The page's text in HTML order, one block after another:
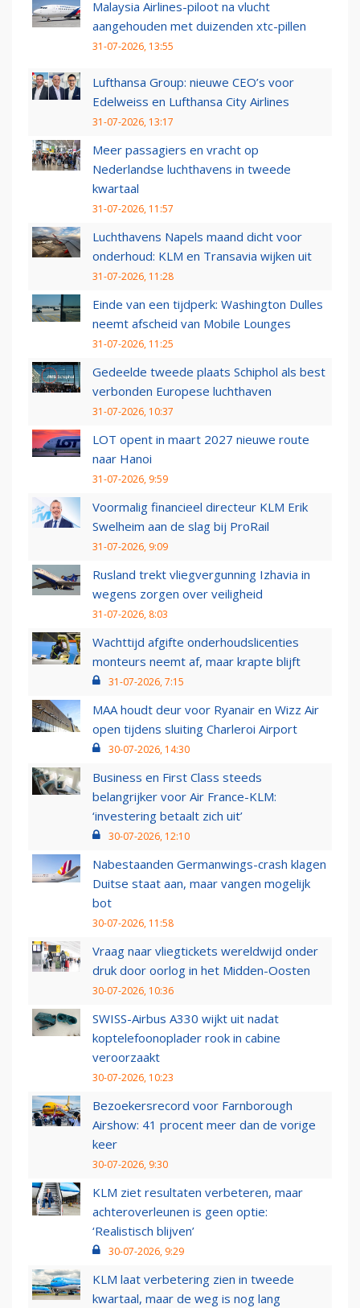
Malaysia Airlines-piloot na vlucht
aangehouden met duizenden xtc-pillen
31-07-2026, 13:55
Lufthansa Group: nieuwe CEO’s voor
Edelweiss en Lufthansa City Airlines
31-07-2026, 13:17
Meer passagiers en vracht op
Nederlandse luchthavens in tweede
kwartaal
31-07-2026, 11:57
Luchthavens Napels maand dicht voor
onderhoud: KLM en Transavia wijken uit
31-07-2026, 11:28
Einde van een tijdperk: Washington Dulles
neemt afscheid van Mobile Lounges
31-07-2026, 11:25
Gedeelde tweede plaats Schiphol als best
verbonden Europese luchthaven
31-07-2026, 10:37
LOT opent in maart 2027 nieuwe route
naar Hanoi
31-07-2026, 9:59
Voormalig financieel directeur KLM Erik
Swelheim aan de slag bij ProRail
31-07-2026, 9:09
Rusland trekt vliegvergunning Izhavia in
wegens zorgen over veiligheid
31-07-2026, 8:03
Wachttijd afgifte onderhoudslicenties
monteurs neemt af, maar krapte blijft
31-07-2026, 7:15
MAA houdt deur voor Ryanair en Wizz Air
open tijdens sluiting Charleroi Airport
30-07-2026, 14:30
Business en First Class steeds
belangrijker voor Air France-KLM:
‘investering betaalt zich uit’
30-07-2026, 12:10
Nabestaanden Germanwings-crash klagen
Duitse staat aan, maar vangen mogelijk
bot
30-07-2026, 11:58
Vraag naar vliegtickets wereldwijd onder
druk door oorlog in het Midden-Oosten
30-07-2026, 10:36
SWISS-Airbus A330 wijkt uit nadat
koptelefoonoplader rook in cabine
veroorzaakt
30-07-2026, 10:23
Bezoekersrecord voor Farnborough
Airshow: 41 procent meer dan de vorige
keer
30-07-2026, 9:30
KLM ziet resultaten verbeteren, maar
achteroverleunen is geen optie:
‘Realistisch blijven’
30-07-2026, 9:29
KLM laat verbetering zien in tweede
kwartaal, maar de weg is nog lang